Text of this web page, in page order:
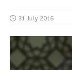
31 July 2016